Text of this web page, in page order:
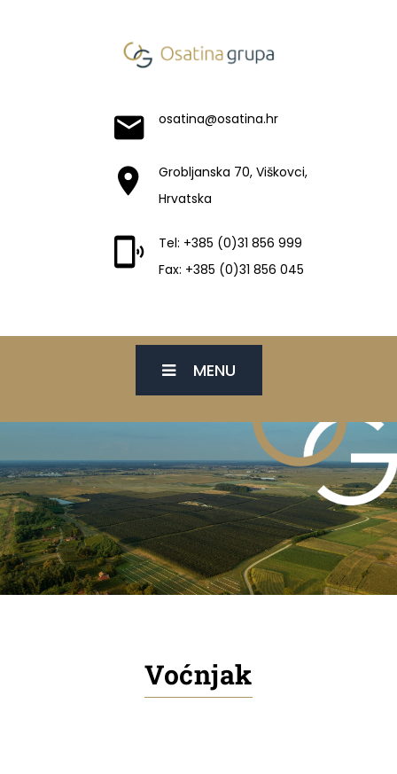
osatina@osatina.hr
Grobljanska 70, Viškovci,
Hrvatska
Tel: +385 (0)31 856 999
Fax: +385 (0)31 856 045
MENU
Voćnjak